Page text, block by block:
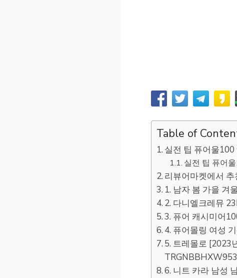
Table of
실전 팁 퓨어울
실전 팁 퓨어
리뷰어마켓에서
1. 남자 봄 가을 겨
2. 다니엘크레뮤
3. 퓨어 캐시미어
4. 퓨어몰링 여성
5. 트레몰로 [2023
6. 니트 카라 남성